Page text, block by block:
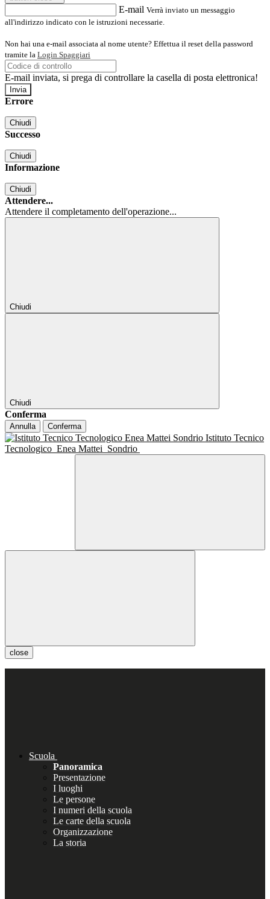
E-mail Verrà inviato un messaggio
all'indirizzo indicato con le istruzioni necessarie.
Non hai una e-mail associata al nome utente? Effettua il reset della password
tramite la Login Spaggiari
E-mail inviata, si prega di controllare la casella di posta elettronica!
Errore
Chiudi
Successo
Chiudi
Informazione
Chiudi
Attendere...
Attendere il completamento dell'operazione...
Chiudi
Chiudi
Conferma
Annulla Conferma
Istituto Tecnico
Tecnologico Enea Mattei Sondrio
close
Scuola
Panoramica
Presentazione
I luoghi
Le persone
I numeri della scuola
Le carte della scuola
Organizzazione
La storia